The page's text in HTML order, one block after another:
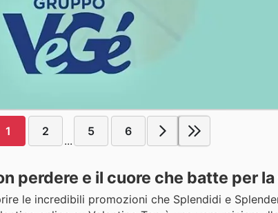
1 2
...
5 6
perdere e il cuore che batte per
le incredibili promozioni che Splendidi e